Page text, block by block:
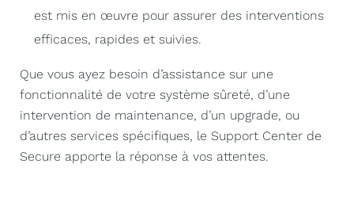
est mis en œuvre pour assurer des interventions
efficaces, rapides et suivies.
Que vous ayez besoin d’assistance sur une
fonctionnalité de votre système sûreté, d’une
intervention de maintenance, d’un upgrade, ou
d’autres services spécifiques, le Support Center de
Secure apporte la réponse à vos attentes.